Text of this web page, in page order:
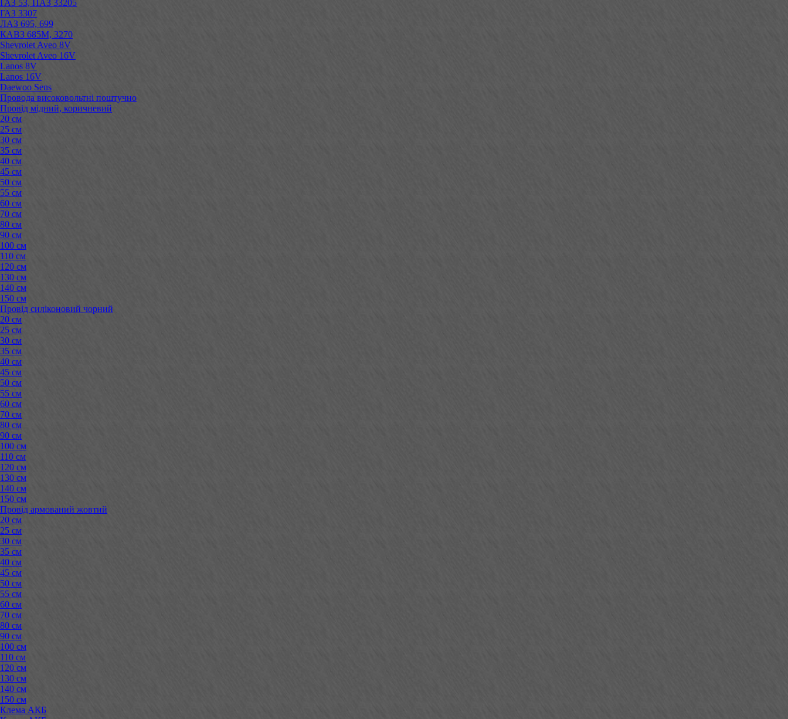
ГАЗ 53, ПАЗ 33205
ГАЗ 3307
ЛАЗ 695, 699
КАВЗ 685М, 3270
Shevrolet Aveo 8V
Shevrolet Aveo 16V
Lanos 8V
Lanos 16V
Daewoo Sens
Провода високовольтні поштучно
Провід мідний, коричневий
20 см
25 см
30 см
35 см
40 см
45 см
50 см
55 см
60 см
70 см
80 см
90 см
100 см
110 см
120 см
130 см
140 см
150 см
Провід силіконовий чорний
20 см
25 см
30 см
35 см
40 см
45 см
50 см
55 см
60 см
70 см
80 см
90 см
100 см
110 см
120 см
130 см
140 см
150 см
Провід армований жовтий
20 см
25 см
30 см
35 см
40 см
45 см
50 см
55 см
60 см
70 см
80 см
90 см
100 см
110 см
120 см
130 см
140 см
150 см
Клема АКБ